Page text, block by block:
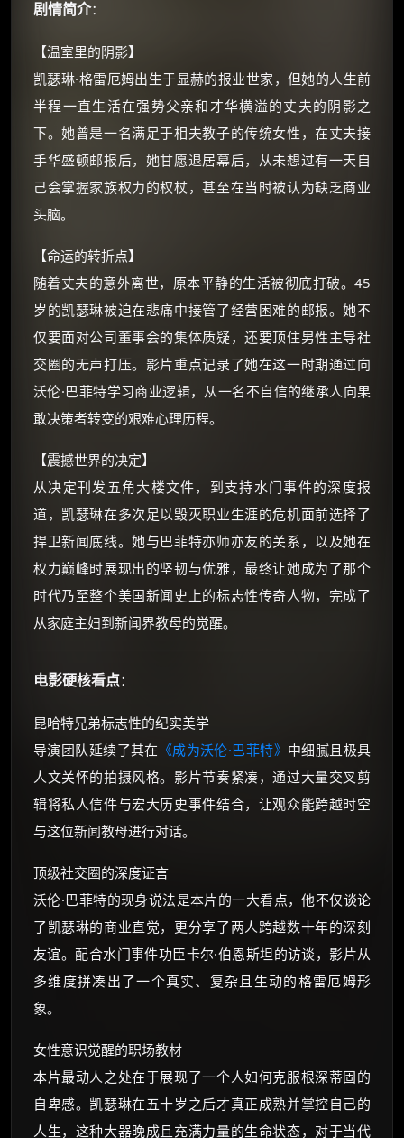
剧情简介：
【温室里的阴影】
凯瑟琳·格雷厄姆出生于显赫的报业世家，但她的人生前
半程一直生活在强势父亲和才华横溢的丈夫的阴影之
下。她曾是一名满足于相夫教子的传统女性，在丈夫接
手华盛顿邮报后，她甘愿退居幕后，从未想过有一天自
己会掌握家族权力的权杖，甚至在当时被认为缺乏商业
头脑。
【命运的转折点】
随着丈夫的意外离世，原本平静的生活被彻底打破。45
岁的凯瑟琳被迫在悲痛中接管了经营困难的邮报。她不
仅要面对公司董事会的集体质疑，还要顶住男性主导社
交圈的无声打压。影片重点记录了她在这一时期通过向
沃伦·巴菲特学习商业逻辑，从一名不自信的继承人向果
敢决策者转变的艰难心理历程。
【震撼世界的决定】
从决定刊发五角大楼文件，到支持水门事件的深度报
道，凯瑟琳在多次足以毁灭职业生涯的危机面前选择了
捍卫新闻底线。她与巴菲特亦师亦友的关系，以及她在
权力巅峰时展现出的坚韧与优雅，最终让她成为了那个
时代乃至整个美国新闻史上的标志性传奇人物，完成了
从家庭主妇到新闻界教母的觉醒。
电影硬核看点：
昆哈特兄弟标志性的纪实美学
导演团队延续了其在 《成为沃伦·巴菲特》 中细腻且极具
人文关怀的拍摄风格。影片节奏紧凑，通过大量交叉剪
辑将私人信件与宏大历史事件结合，让观众能跨越时空
与这位新闻教母进行对话。
顶级社交圈的深度证言
沃伦·巴菲特的现身说法是本片的一大看点，他不仅谈论
了凯瑟琳的商业直觉，更分享了两人跨越数十年的深刻
友谊。配合水门事件功臣卡尔·伯恩斯坦的访谈，影片从
多维度拼凑出了一个真实、复杂且生动的格雷厄姆形
象。
女性意识觉醒的职场教材
本片最动人之处在于展现了一个人如何克服根深蒂固的
自卑感。凯瑟琳在五十岁之后才真正成熟并掌控自己的
人生，这种大器晚成且充满力量的生命状态，对于当代
🧧 福利领取站 ×
你需要的各种会员，都可低价购买！
如夸克12个月送14天 最低75元！
还有支付宝现金红包、外卖红包、
☕ 海外大侠？通过 Ko-fi 赐茶